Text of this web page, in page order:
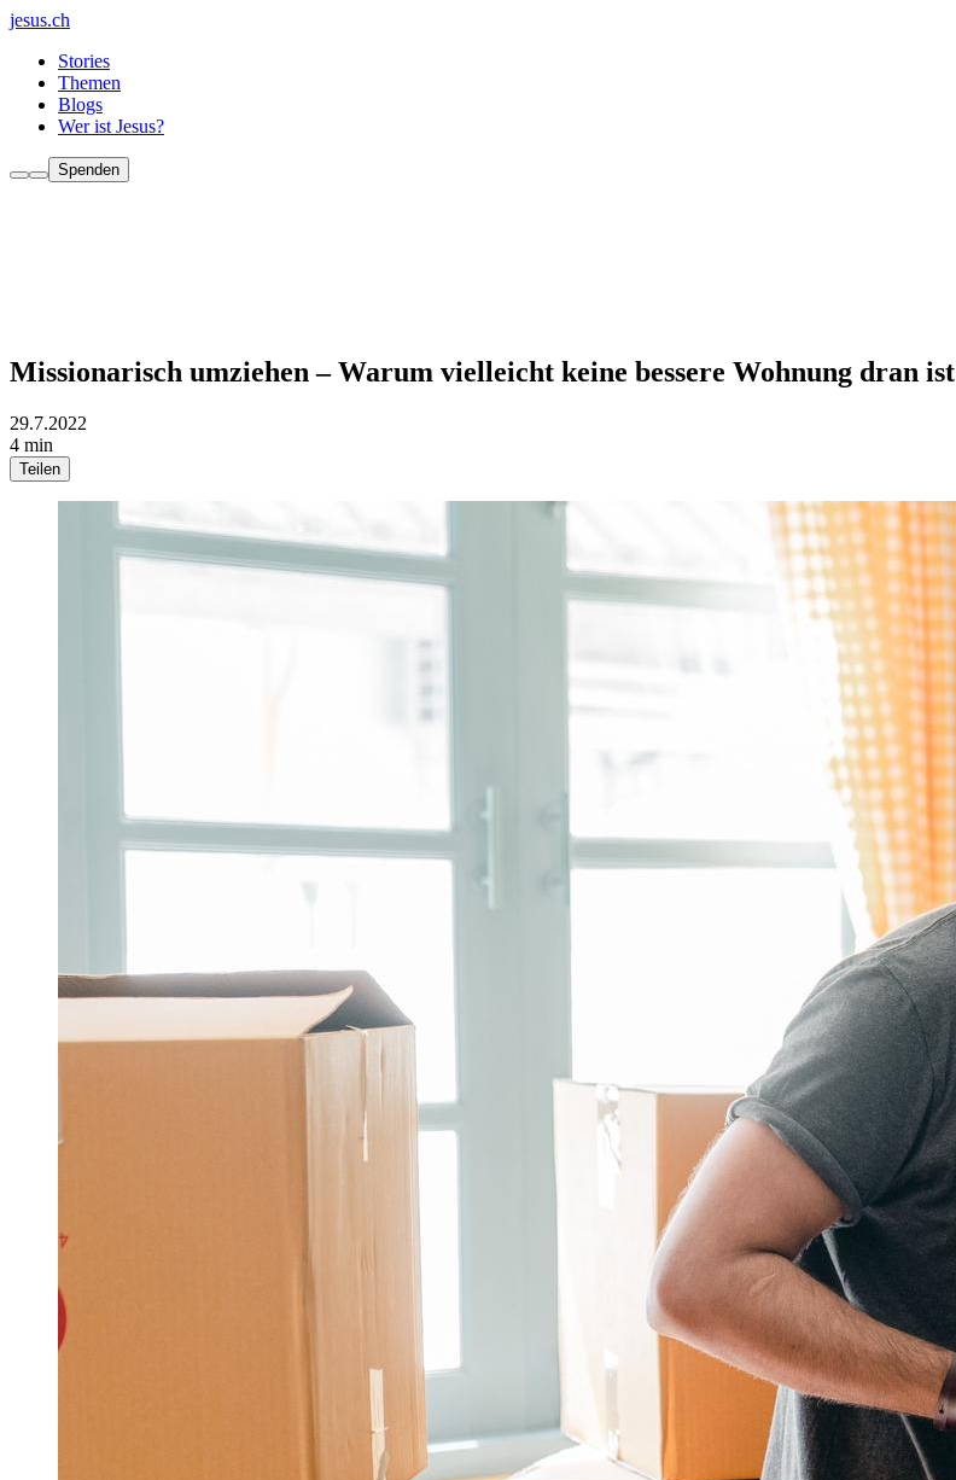
jesus.ch
Stories
Themen
Blogs
Wer ist Jesus?
Spenden
Missionarisch umziehen – Warum vielleicht keine bessere Wohnung dran ist
29.7.2022
4 min
Teilen